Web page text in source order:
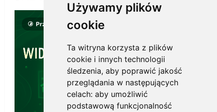
Używamy plików
cookie
Ta witryna korzysta z plików
cookie i innych technologii
śledzenia, aby poprawić jakość
przeglądania w następujących
celach: aby umożliwić
podstawową funkcjonalność
Przeczytano 8 minut